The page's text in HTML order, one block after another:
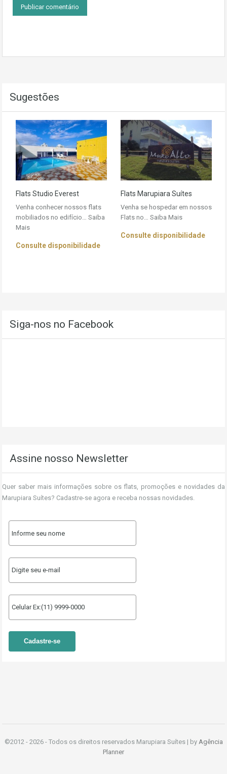
Sugestões
Flats Studio Everest
Venha conhecer nossos flats
mobiliados no edifício… Saiba
Mais
Consulte disponibilidade
Flats Marupiara Suítes
Venha se hospedar em nossos
Flats no… Saiba Mais
Consulte disponibilidade
Siga-nos no Facebook
Assine nosso Newsletter
Quer saber mais informações sobre os flats, promoções e novidades da
Marupiara Suítes? Cadastre-se agora e receba nossas novidades.
©2012 - 2026 - Todos os direitos reservados Marupiara Suítes | by Agência
Planner